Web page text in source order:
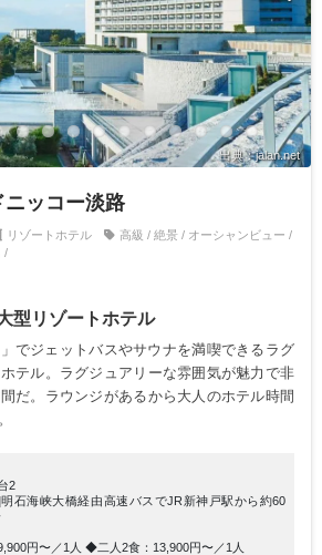
出典：jalan.net
ニッコー淡路
リゾートホテル
高級 / 絶景 / オーシャンビュー /
/
型リゾートホテル
でジェットバスやサウナを満喫できるラグ
テル。ラグジュアリーな雰囲気が魅力で非
だ。ラウンジがあるから大人のホテル時間
2
石海峡大橋経由高速バスでJR新神戸駅から約60
円〜／1人 ◆二人2食：13,900円〜／1人